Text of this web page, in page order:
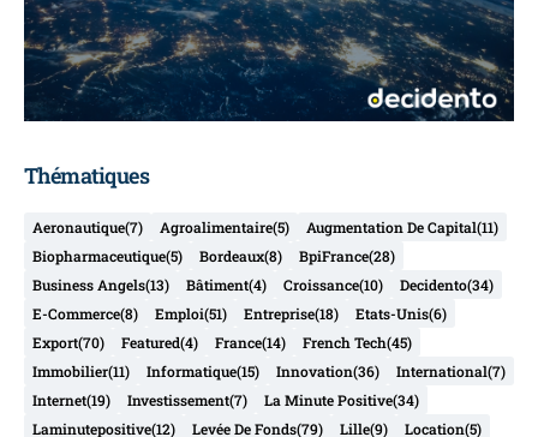
Thématiques
Aeronautique(7) Agroalimentaire(5) Augmentation De Capital(11)
Biopharmaceutique(5) Bordeaux(8) BpiFrance(28)
Business Angels(13) Bâtiment(4) Croissance(10) Decidento(34)
E-Commerce(8) Emploi(51) Entreprise(18) Etats-Unis(6)
Export(70) Featured(4) France(14) French Tech(45)
Immobilier(11) Informatique(15) Innovation(36) International(7)
Internet(19) Investissement(7) La Minute Positive(34)
Laminutepositive(12) Levée De Fonds(79) Lille(9) Location(5)